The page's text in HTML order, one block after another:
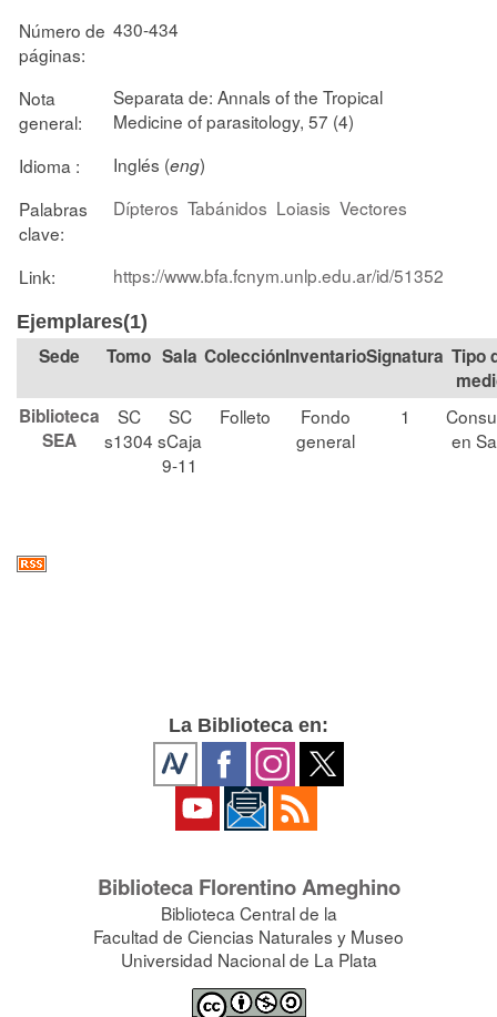
Número de
páginas:
430-434
Nota
general:
Separata de: Annals of the Tropical
Medicine of parasitology, 57 (4)
Idioma :
Inglés (eng)
Palabras
clave:
Dípteros Tabánidos Loiasis Vectores
Link: https://www.bfa.fcnym.unlp.edu.ar/id/51352
Ejemplares(1)
Tomo Sala Colección Signatura Tipo
Biblioteca
SEA
SC
s1304
SC
sCaja
9-11
Folleto
Fondo
general
1
en
La Biblioteca en:
Biblioteca Florentino Ameghino
Biblioteca Central de la
Facultad de Ciencias Naturales y Museo
Universidad Nacional de La Plata